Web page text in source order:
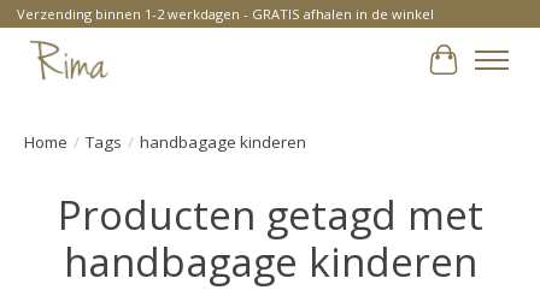
Verzending binnen 1-2 werkdagen - GRATIS afhalen in de winkel
Home / Tags / handbagage kinderen
Producten getagd met
handbagage kinderen